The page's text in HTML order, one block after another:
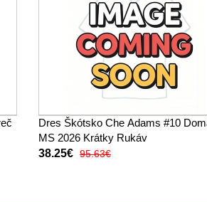
Dres Škótsko Che Adams #10
MS 2026 Krátky Rukáv
38.25€ 95.63€